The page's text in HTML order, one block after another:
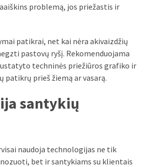
problemą, jos priežastis ir
patikrai, net kai nėra akivaizdžių
pastovų ryšį. Rekomenduojama
techninės priežiūros grafiko ir
patikrų prieš žiemą ar vasarą.
santykių
naudoja technologijas ne tik
bet ir santykiams su klientais